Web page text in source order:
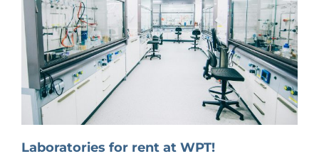
Laboratories for rent at WPT!